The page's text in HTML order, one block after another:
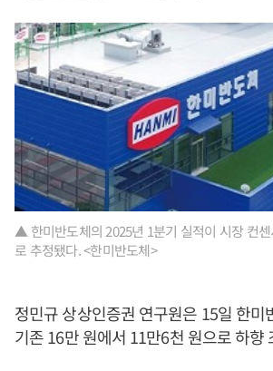
▲ 한미반도체의 2025년 1분기 실적이 시장 컨
로 추정됐다. <한미반도체>
정민규 상상인증권 연구원은 15일 한미
기존 16만 원에서 11만6천 원으로 하향